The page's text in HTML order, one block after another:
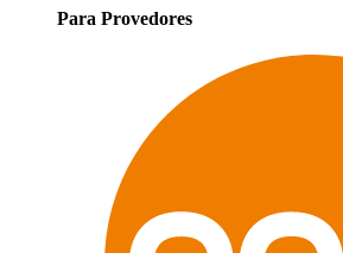
Para Provedores